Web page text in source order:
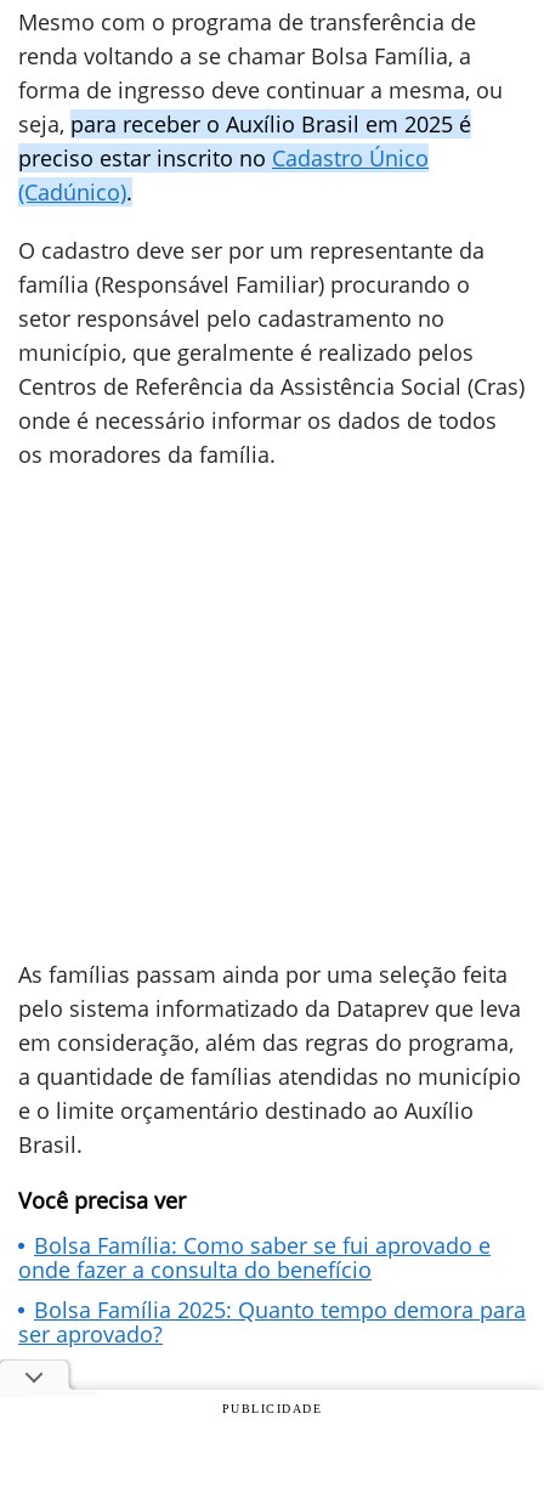
Mesmo com o programa de transferência de
renda voltando a se chamar Bolsa Família, a
forma de ingresso deve continuar a mesma, ou
seja, para receber o Auxílio Brasil em 2025 é
preciso estar inscrito no Cadastro Único
(Cadúnico).
O cadastro deve ser por um representante da
família (Responsável Familiar) procurando o
setor responsável pelo cadastramento no
município, que geralmente é realizado pelos
Centros de Referência da Assistência Social (Cras)
onde é necessário informar os dados de todos
os moradores da família.
As famílias passam ainda por uma seleção feita
pelo sistema informatizado da Dataprev que leva
em consideração, além das regras do programa,
a quantidade de famílias atendidas no município
e o limite orçamentário destinado ao Auxílio
Brasil.
Você precisa ver
Bolsa Família: Como saber se fui aprovado e
onde fazer a consulta do benefício
Bolsa Família 2025: Quanto tempo demora para
ser aprovado?
Para ser aprovado no Auxílio Brasil, o chefe da
PUBLICIDADE